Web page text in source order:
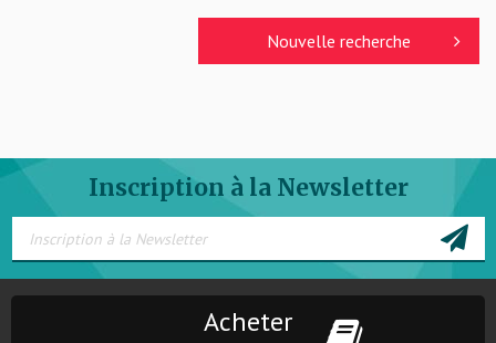
Nouvelle recherche
Inscription à la Newsletter
Acheter